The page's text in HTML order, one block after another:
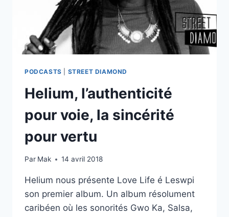
PODCASTS STREET DIAMOND
Helium, l’authenticité
pour voie, la sincérité
pour vertu
Par Mak 14 avril 2018
Helium nous présente Love Life é Leswpi
son premier album. Un album résolument
caribéen où les sonorités Gwo Ka, Salsa,